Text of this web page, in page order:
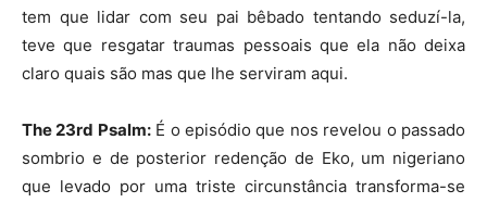
tem que lidar com seu pai bêbado tentando seduzí-la,
teve que resgatar traumas pessoais que ela não deixa
claro quais são mas que lhe serviram aqui.
The 23rd Psalm:É o episódio que nos revelou o passado
sombrio e de posterior redenção de Eko, um nigeriano
que levado por uma triste circunstância transforma-se